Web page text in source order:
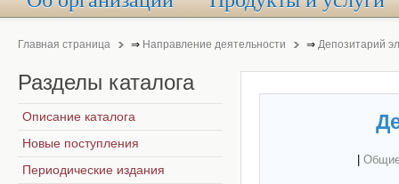
Главная страница ⇒ Направление деятельности ⇒ Депозитарий
Разделы каталога
Описание каталога
Новые поступления
Периодические издания